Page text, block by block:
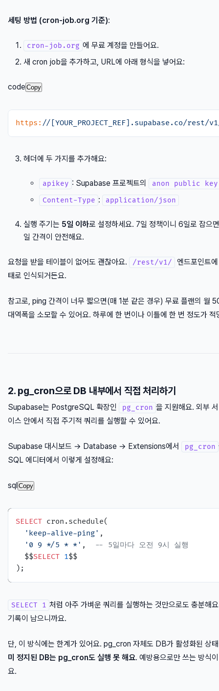
세팅 방법 (cron-job.org 기준):
cron-job.org 에 무료 계정을 만들어요.
새 cron job을 추가하고, URL에 아래 형식을 넣어요:
code Copy
https: //[YOUR_PROJECT_REF].supabase.co/rest/
헤더에 두 가지를 추가해요:
apikey : Supabase 프로젝트의
anon public key
Content-Type : application/json
실행 주기는 5일 이하로 설정하세요. 7일 정책이니 6일로 잡으
일 간격이 안전해요.
요청을 받을 테이블이 없어도 괜찮아요. /rest/v1/
엔드포인트
태로 인식되거든요.
참고로, ping 간격이 너무 짧으면(매 1분 같은 경우) 무료 플랜의 월
대역폭을 소모할 수 있어요. 하루에 한 번이나 이틀에 한 번 정도가 적
2. pg_cron으로 DB 내부에서 직접 처리하기
Supabase는 PostgreSQL 확장인 pg_cron 을 지원해요. 외부
이스 안에서 직접 주기적 쿼리를 실행할 수 있어요.
Supabase 대시보드 → Database → Extensions에서 pg_cron
SQL 에디터에서 이렇게 설정해요:
sql Copy
SELECT cron.schedule(
'keep-alive-ping' ,
'0 9 */5 * *' ,
-- 5일마다 오전 9시 실행
  $$
SELECT 1$$
SELECT 1 처럼 아주 가벼운 쿼리를 실행하는 것만으로도 충분해
기록이 남으니까요.
단, 이 방식에는 한계가 있어요. pg_cron 자체도 DB가 활성화된 상
미 정지된 DB는 pg_cron도 실행 못 해요. 예방용으로만 쓰는 방식
요.